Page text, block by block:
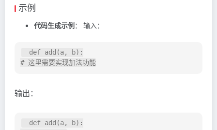
示例
代码生成示例： 输入：
输出：